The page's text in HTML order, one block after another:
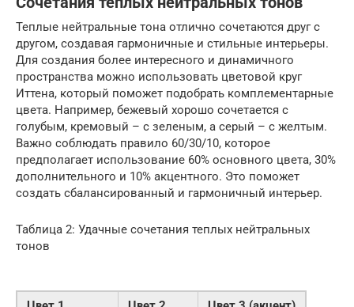
Теплые нейтральные тона отлично сочетаются друг с
другом, создавая гармоничные и стильные интерьеры.
Для создания более интересного и динамичного
пространства можно использовать цветовой круг
Иттена, который поможет подобрать комплементарные
цвета. Например, бежевый хорошо сочетается с
голубым, кремовый – с зеленым, а серый – с желтым.
Важно соблюдать правило 60/30/10, которое
предполагает использование 60% основного цвета, 30%
дополнительного и 10% акцентного. Это поможет
создать сбалансированный и гармоничный интерьер.
Таблица 2: Удачные сочетания теплых нейтральных
тонов